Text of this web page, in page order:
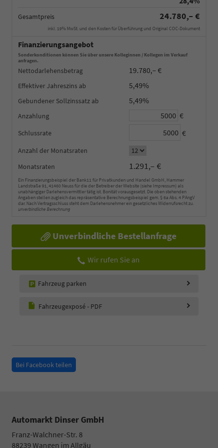
Gesamtpreis 24.780,– €
inkl. 19% MwSt. und den Kosten für Überführung und Original COC-Dokument
Finanzierungsangebot
Sonderkonditionen können Sie über unsere Kolleginnen / Kollegen im Verkauf
anfragen.
Nettodarlehensbetrag 19.780,– €
Effektiver Jahreszins 5,49%
Gebundener Sollzinssatz 5,49%
Anzahlung €
Schlussrate €
Anzahl der Monatsraten
Monatsraten
1.291,– €
Ein Finanzierungsbeispiel der Bank11 für Privatkunden und Handel GmbH, Hammer
Landstraße 91, 41460 Neuss für die der Betreiber der Website (siehe Impressum) als
unabhängiger Darlehensvermittler tätig ist. Bonität vorausgesetzt. Die oben stehenden
Angaben stellen zugleich das repräsentative Berechnungsbeispiel gem. § 6a Abs. 4 PAngV
dar. Nach Vertragsschluss steht dem Darlehensnehmer ein gesetzliches Widerrufsrecht zu.
unverbindliche Berechnung
Unverbindliche Bestellanfrage
Wir rufen Sie an
Fahrzeug parken
Fahrzeugexposé - PDF
Bei Facebook teilen
Automarkt Dinser GmbH
Franz-Walchner-Str. 8
88239 Wangen im Allgäu